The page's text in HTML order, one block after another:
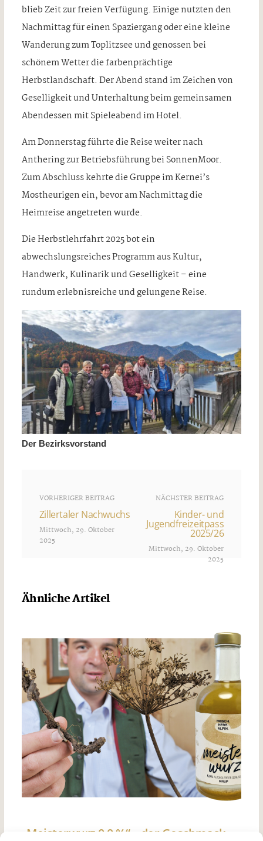
blieb Zeit zur freien Verfügung. Einige nutzten den
Nachmittag für einen Spaziergang oder eine kleine
Wanderung zum Toplitzsee und genossen bei
schönem Wetter die farbenprächtige
Herbstlandschaft. Der Abend stand im Zeichen von
Geselligkeit und Unterhaltung beim gemeinsamen
Abendessen mit Spieleabend im Hotel.
Am Donnerstag führte die Reise weiter nach
Anthering zur Betriebsführung bei SonnenMoor.
Zum Abschluss kehrte die Gruppe im Kernei’s
Mostheurigen ein, bevor am Nachmittag die
Heimreise angetreten wurde.
Die Herbstlehrfahrt 2025 bot ein
abwechslungsreiches Programm aus Kultur,
Handwerk, Kulinarik und Geselligkeit – eine
rundum erlebnisreiche und gelungene Reise.
Der Bezirksvorstand
VORHERIGER BEITRAG
Zillertaler Nachwuchs
Mittwoch, 29. Oktober
2025
NÄCHSTER BEITRAG
Kinder- und
Jugendfreizeitpass
2025/26
Mittwoch, 29. Oktober
2025
Ähnliche Artikel
„Meisterwurz 0,0 %“ – der Geschmack